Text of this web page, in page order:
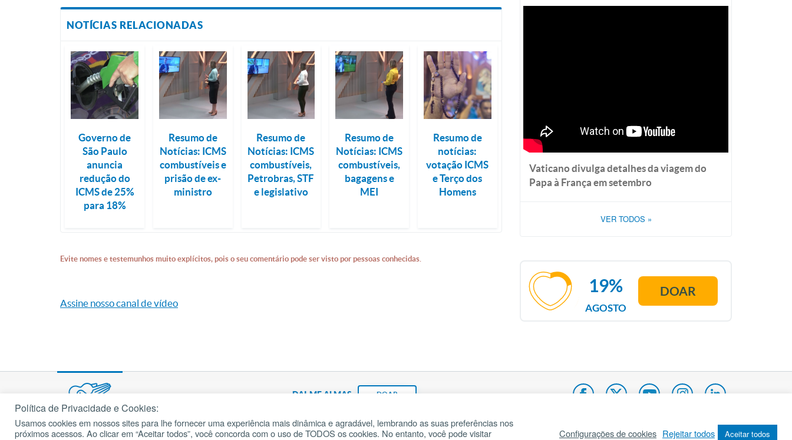
NOTÍCIAS RELACIONADAS
Governo de
São Paulo
anuncia
redução do
ICMS de 25%
para 18%
Resumo de
Notícias: ICMS
combustíveis e
prisão de ex-
ministro
Resumo de
Notícias: ICMS
combustíveis,
Petrobras, STF
e legislativo
Resumo de
Notícias: ICMS
combustíveis,
bagagens e
MEI
Resumo de
notícias:
votação ICMS
e Terço dos
Homens
Evite nomes e testemunhos muito explícitos, pois o seu comentário pode ser visto por pessoas conhecidas.
Assine nosso canal de vídeo
Vaticano divulga detalhes da viagem do
Papa à França em setembro
VER TODOS »
AGOSTO
19% DOAR
DAI-ME ALMAS DOAR
Fundação João Paulo II Pedido de Oração Mapa do site Internacional
cancaonova.com© 2002 – 2026
Política de Privacidade e Cookies:
Usamos cookies em nossos sites para lhe fornecer uma experiência mais dinâmica e agradável, lembrando as suas preferências nos
próximos acessos. Ao clicar em “Aceitar todos”, você concorda com o uso de TODOS os cookies. No entanto, você pode visitar
Configurações de cookies Rejeitar todos Aceitar todos